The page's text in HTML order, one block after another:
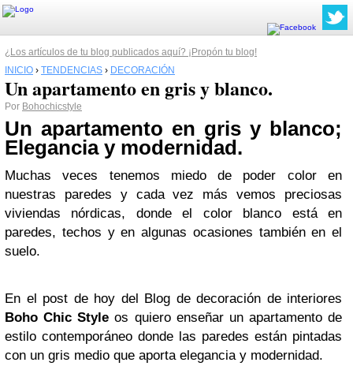
¿Los artículos de tu blog publicados aquí? ¡Propón tu blog!
INICIO › TENDENCIAS › DECORACIÓN
Un apartamento en gris y blanco.
Por Bohochicstyle
Un apartamento en gris y blanco;
Elegancia y modernidad.
Muchas veces tenemos miedo de poder color en
nuestras paredes y cada vez más vemos preciosas
viviendas nórdicas, donde el color blanco está en
paredes, techos y en algunas ocasiones también en el
suelo.
En el post de hoy del Blog de decoración de interiores
Boho Chic Style os quiero enseñar un apartamento de
estilo contemporáneo donde las paredes están pintadas
con un gris medio que aporta elegancia y modernidad.